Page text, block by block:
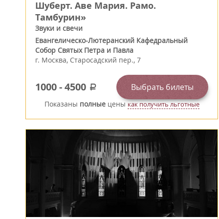
Шуберт. Аве Мария. Рамо.
Тамбурин»
Звуки и свечи
Евангелическо-Лютеранский Кафедральный
Собор Святых Петра и Павла
г. Москва, Старосадский пер., 7
1000-4500 a Выбрать билеты
Показаны полныеценыкак получить льготные